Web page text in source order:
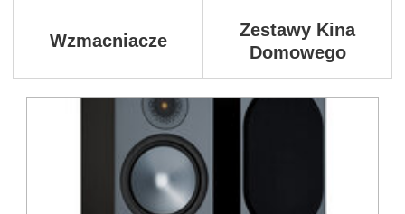
Wzmacniacze
Zestawy Kina
Domowego